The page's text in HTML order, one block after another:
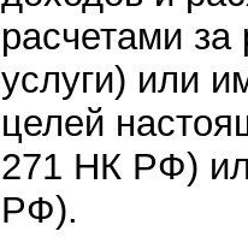
расчетами
услуги) или
целей
271 НК РФ)
РФ).